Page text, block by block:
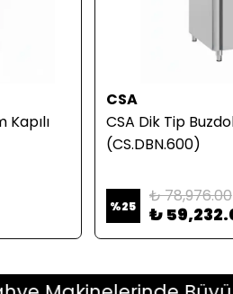
Kapılı
CSA
CSA Dik Tip
(CS.DBN.600)
%25 ₺ 78,976.00
₺